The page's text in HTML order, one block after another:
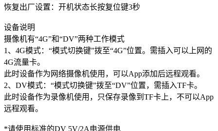
恢复出厂设置：开机状态长按复位键3秒
设备说明
摄像机有“4G”和“DV”两种工作模式
1、4G模式：“模式切换键”拨至“4G”位置。需插入可以上网的
4G流量卡。
此时设备作为网络摄像机使用，可以App添加后远程观看。
2、DV模式：“模式切换键”拨至“DV”位置，需插入TF卡。
此时设备作为录像机使用，只保存录像到TF卡上，不可以App
远程观看。
*请使用标准的DV 5V/2A电源供电